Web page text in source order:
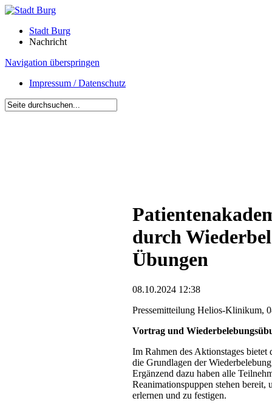
Stadt Burg
Nachricht
Navigation überspringen
Impressum / Datenschutz
durch
Übungen
08.10.2024 12:38
Pressemitteilung Helios-Klinikum,
Vortrag und
Im Rahmen des Aktionstages
die Grundlagen der
Ergänzend dazu haben alle
Reanimationspuppen stehen
erlernen und zu festigen.